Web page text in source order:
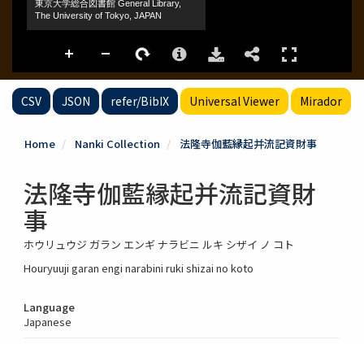
CSV JSON refer/BibIX Universal Viewer Mirador
Home Nanki Collection 法隆寺伽藍縁起并流記資財事
法隆寺伽藍縁起并流記資財
事
ホウリュウジ ガラン エンギ ナラビニ ルキ シザイ ノ コト
Houryuuji garan engi narabini ruki shizai no koto
Language
Japanese